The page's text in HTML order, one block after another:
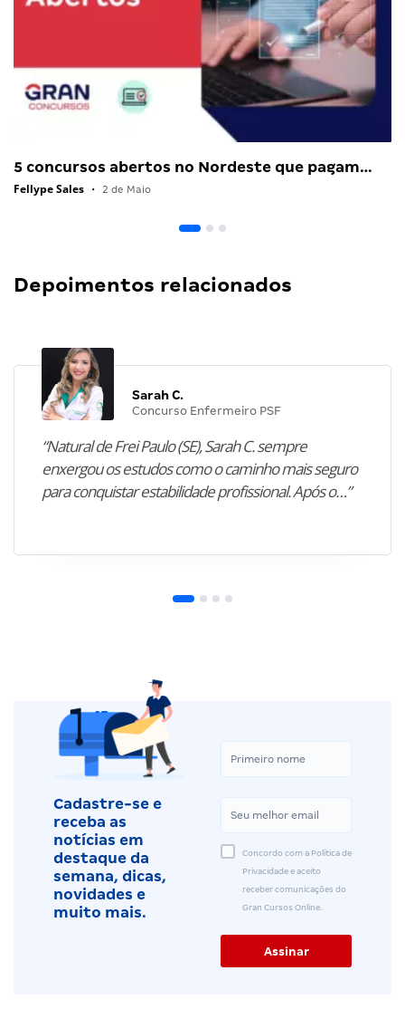
5 concursos abertos no Nordeste que pagam…
Fellype Sales • 2 de Maio
Depoimentos relacionados
Sarah C.
Concurso Enfermeiro PSF
“Natural de Frei Paulo (SE), Sarah C. sempre
enxergou os estudos como o caminho mais seguro
para conquistar estabilidade profissional. Após o…”
Cadastre-se e
receba as
notícias em
destaque da
semana, dicas,
novidades e
muito mais.
Concordo com a Política de
Privacidade e aceito
receber comunicações do
Gran Cursos Online.